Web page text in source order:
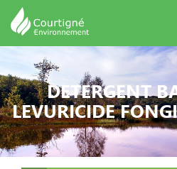
DETERGENT
LEVURICIDE